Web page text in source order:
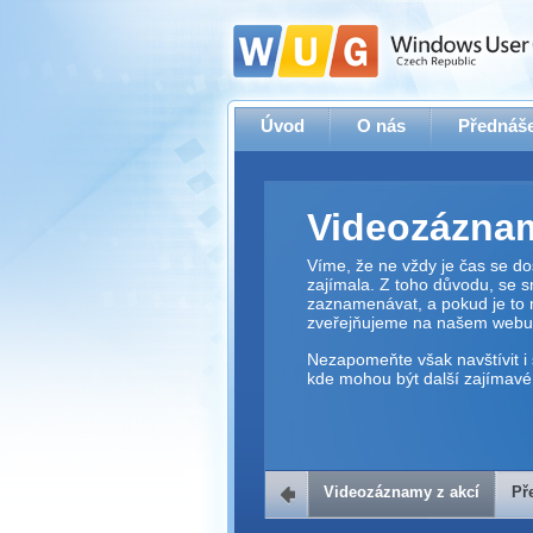
Úvod O nás
Víme, že ne vždy je čas se
zajímala. Z toho důvodu, se
zaznamenávat, a pokud je to
zveřejňujeme na našem webu.
Nezapomeňte však navštívit i
kde mohou být další zajímavé
Přehrávač
Videozáznamy z akcí